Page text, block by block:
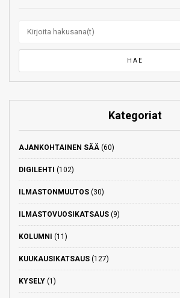
Kategoriat
AJANKOHTAINEN SÄÄ (60)
DIGILEHTI (102)
ILMASTONMUUTOS (30)
ILMASTOVUOSIKATSAUS (9)
KOLUMNI (11)
KUUKAUSIKATSAUS (127)
KYSELY (1)